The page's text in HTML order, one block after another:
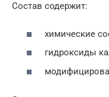
Состав содержит:
химические
гидроксиды